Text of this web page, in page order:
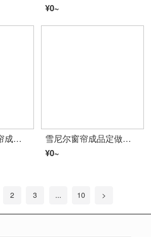
¥0~
全遮光布避光窗帘成品布料保暖隔热防晒阳台卧室飘窗遮阳布 3.4米宽X2.5米高 (这是一片的尺寸) 加厚全遮光(大布带送四叉钩)
雪尼尔窗帘成品定做卧室客厅阳台隔断现代简约条纹窗纱帘 浅咖啡 6.0(宽)*2.7(高)一块挂钩
¥0~
2 3 ... 10 >